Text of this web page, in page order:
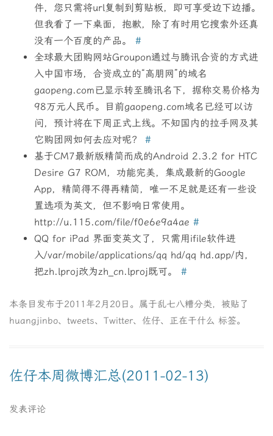
件，您只需将url复制到剪贴板，即可享受边下边播。
但我看了一下桌面，抱歉，除了有时用它搜索外还真
没有一个百度的产品。#
全球最大团购网站Groupon通过与腾讯合资的方式进
入中国市场，合资成立的“高朋网”的域名
gaopeng.com已显示转至腾讯名下，据称交易价格为
98万元人民币。目前gaopeng.com域名已经可以访
问，预计将在下周正式上线。不知国内的拉手网及其
它购团网如何去应对呢？#
基于CM7最新版精简而成的Android 2.3.2 for HTC
Desire G7 ROM，功能完美，集成最新的Google
App，精简得不得再精简，唯一不足就是还有一些设
置选项为英文，但不影响日常使用。
http://u.115.com/file/f0e6e9a4ae#
QQ for iPad 界面变英文了，只需用ifile软件进
入/var/mobile/applications/qq hd/qq hd.app/内，
把zh.lproj改为zh_cn.lproj既可。#
本条目发布于2011年2月20日 。属于乱七八糟分类，被贴了
huangjinbo、 tweets、 Twitter、 佐仔、 正在干什么 标签。
佐仔本周微博汇总(2011-02-13)
发表评论